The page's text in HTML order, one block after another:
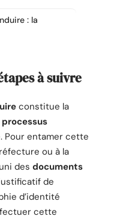
: la
à suivre
constitue la
processus
Pour entamer cette
ou à la
des documents
de
d’identité
cette